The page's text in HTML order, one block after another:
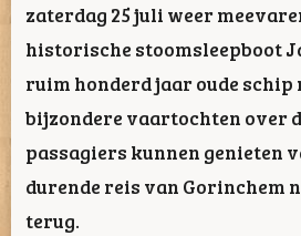
zaterdag 25 juli weer
historische stoomsleepboot
ruim honderd jaar oude schip
bijzondere vaartochten over
passagiers kunnen genieten
durende reis van Gorinchem
terug.